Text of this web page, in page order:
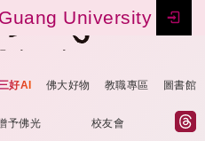
University
好AI 佛大好物 教職專區 圖書館
予佛光 校友會